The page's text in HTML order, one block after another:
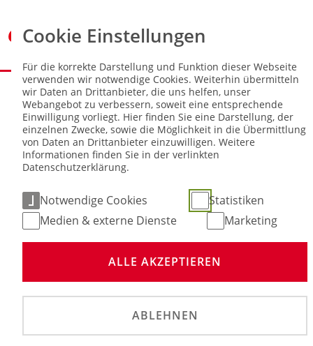
Sie sind hier: NEWS
Kooperationsworkshop DSV - dmsj
09. Nov 2025
©
mit der deutschen motor sport jugend im Wechsel
eine Veranstaltung, die junge Engagierte aus beiden
Cookie Einstellungen
Für die korrekte Darstellung und Funktion dieser Webseite
verwenden wir notwendige Cookies. Weiterhin übermitteln
wir Daten an Drittanbieter, die uns helfen, unser
Webangebot zu verbessern, soweit eine entsprechende
Einwilligung vorliegt. Hier finden Sie eine Darstellung, der
einzelnen Zwecke, sowie die Möglichkeit in die Übermittlung
von Daten an Drittanbieter einzuwilligen. Weitere
Informationen finden Sie in der verlinkten
Datenschutzerklärung.
Notwendige Cookies
Statistiken
Medien & externe Dienste
Marketing
ALLE AKZEPTIEREN
ABLEHNEN